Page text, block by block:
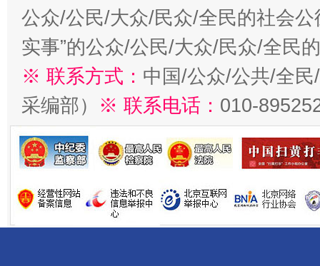
公众/公民/大众/民众/全民的社会公
实事”的公众/公民/大众/民众/全民
※ 联系方式： 中国/公众/公共/全
采编部） ※ 联系电话： 010-